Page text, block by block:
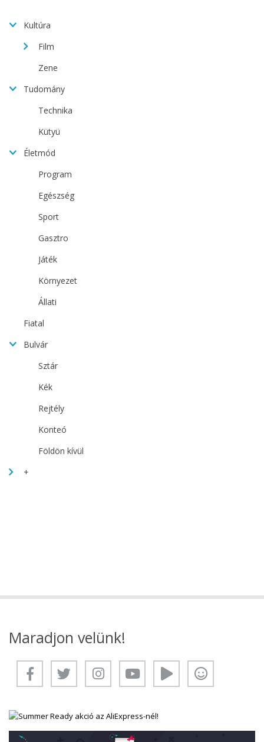
Kultúra
Film
Zene
Tudomány
Technika
Kütyü
Életmód
Program
Egészség
Sport
Gasztro
Játék
Környezet
Állati
Fiatal
Bulvár
Sztár
Kék
Rejtély
Konteó
Földön kívül
+
Maradjon velünk!